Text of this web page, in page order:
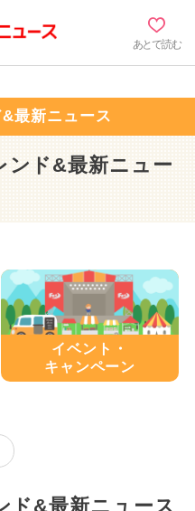
あとで読む
最新ニュース
ンド&最新ニュー
イベント・
キャンペーン